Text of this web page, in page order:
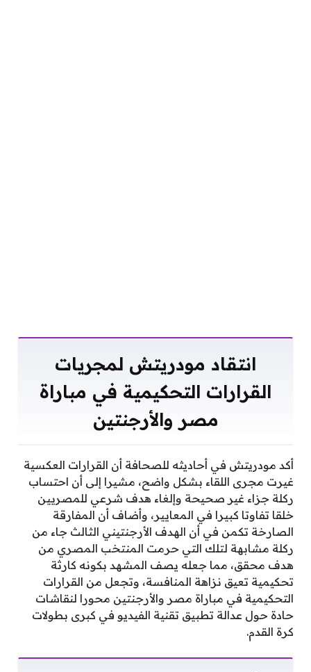
انتقاد مودريتش لمجريات
القرارات التحكيمية في مباراة
مصر والأرجنتين
أكد مودريتش في أحاديثه للصحافة أن القرارات العكسية
غيرت مجرى اللقاء بشكل واضح، مشيرا إلى أن احتساب
ركلة جزاء غير صحيحة وإلغاء هدف شرعي للمصريين
خلقا تفاوتا كبيرا في المعايير، وأضاف أن المفارقة
الصارخة تكمن في أن الهدف الأرجنتيني الثالث جاء من
ركلة مشابهة لتلك التي حرمت المنتخب المصري من
هدف محقق، مما جعله يصف المشهد بكونه كارثة
تحكيمية تعيق نزاهة المنافسة، وتجعل من القرارات
التحكيمية في مباراة مصر والأرجنتين محورا لنقاشات
حادة حول عدالة تطبيق تقنية الفيديو في كبرى بطولات
كرة القدم.